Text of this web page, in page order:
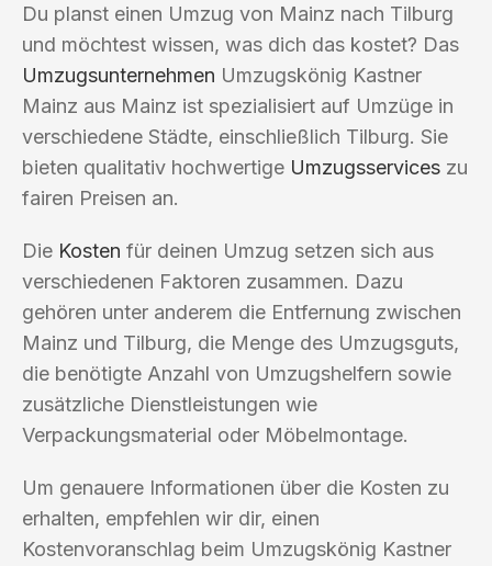
Du planst einen Umzug von Mainz nach Tilburg
und möchtest wissen, was dich das kostet? Das
Umzugsunternehmen Umzugskönig Kastner
Mainz aus Mainz ist spezialisiert auf Umzüge in
verschiedene Städte, einschließlich Tilburg. Sie
bieten qualitativ hochwertige Umzugsservices zu
fairen Preisen an.
Die Kosten für deinen Umzug setzen sich aus
verschiedenen Faktoren zusammen. Dazu
gehören unter anderem die Entfernung zwischen
Mainz und Tilburg, die Menge des Umzugsguts,
die benötigte Anzahl von Umzugshelfern sowie
zusätzliche Dienstleistungen wie
Verpackungsmaterial oder Möbelmontage.
Um genauere Informationen über die Kosten zu
erhalten, empfehlen wir dir, einen
Kostenvoranschlag beim Umzugskönig Kastner